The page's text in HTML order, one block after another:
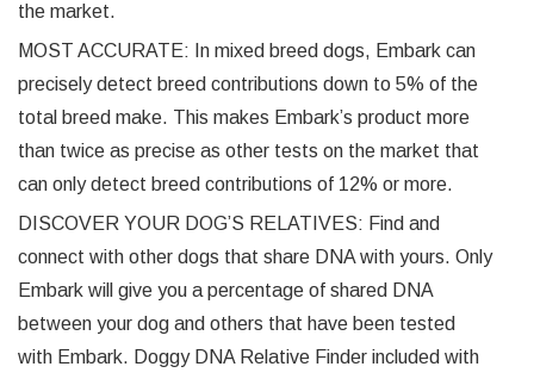
the market.
MOST ACCURATE: In mixed breed dogs, Embark can
precisely detect breed contributions down to 5% of the
total breed make. This makes Embark’s product more
than twice as precise as other tests on the market that
can only detect breed contributions of 12% or more.
DISCOVER YOUR DOG’S RELATIVES: Find and
connect with other dogs that share DNA with yours. Only
Embark will give you a percentage of shared DNA
between your dog and others that have been tested
with Embark. Doggy DNA Relative Finder included with